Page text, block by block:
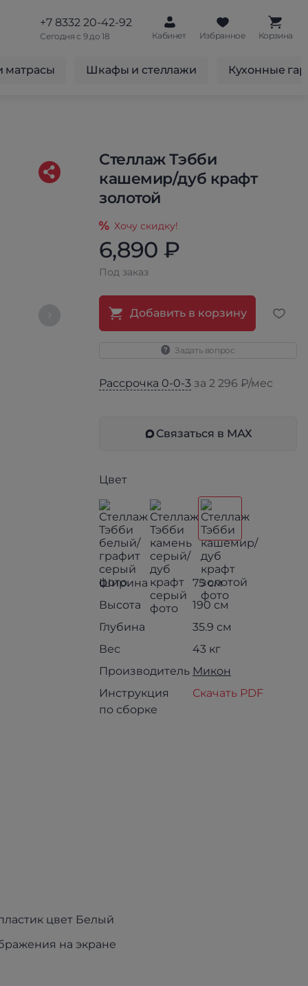
+7 8332 20-42-92
Сегодня с 9 до 18 Кабинет Избранное Корзина
матрасы Шкафы и стеллажи Кухонные
Стеллаж Тэбби
кашемир/дуб крафт
золотой
Хочу скидку!
6,890 ₽
Под заказ
Добавить в корзину
Задать вопрос
Рассрочка 0-0-3 за 2 296 ₽/мес
Связаться в МАХ
Цвет
Ширина
75 см
Высота
190 см
Глубина
35.9 см
Вес
43 кг
Производитель Микон
Инструкция
по сборке
Скачать PDF
цвет Белый
на экране